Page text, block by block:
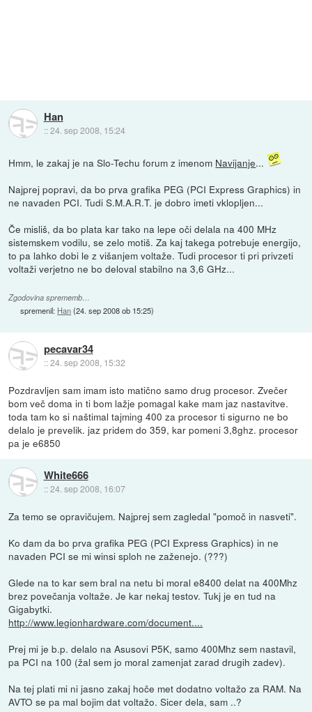
Han
::24. sep 2008, 15:24
Hmm, le zakaj je na Slo-Techu forum z imenom Navijanje...
Najprej popravi, da bo prva grafika PEG (PCI Express Graphics) in
ne navaden PCI. Tudi S.M.A.R.T. je dobro imeti vklopljen...
Če misliš, da bo plata kar tako na lepe oči delala na 400 MHz
sistemskem vodilu, se zelo motiš. Za kaj takega potrebuje energijo,
to pa lahko dobi le z višanjem voltaže. Tudi procesor ti pri privzeti
voltaži verjetno ne bo deloval stabilno na 3,6 GHz...
Zgodovina sprememb…
spremenil: Han(24. sep 2008 ob 15:25)
pecavar34
::24. sep 2008, 15:32
Pozdravljen sam imam isto matično samo drug procesor. Zvečer
bom več doma in ti bom lažje pomagal kake mam jaz nastavitve.
toda tam ko si naštimal tajming 400 za procesor ti sigurno ne bo
delalo je prevelik. jaz pridem do 359, kar pomeni 3,8ghz. procesor
pa je e6850
White666
::24. sep 2008, 16:07
Za temo se opravičujem. Najprej sem zagledal "pomoč in nasveti".
Ko dam da bo prva grafika PEG (PCI Express Graphics) in ne
navaden PCI se mi winsi sploh ne zaženejo. (???)
Glede na to kar sem bral na netu bi moral e8400 delat na 400Mhz
brez povečanja voltaže. Je kar nekaj testov. Tukj je en tud na
Gigabytki.
http://www.legionhardware.com/document....
Prej mi je b.p. delalo na Asusovi P5K, samo 400Mhz sem nastavil,
pa PCI na 100 (žal sem jo moral zamenjat zarad drugih zadev).
Na tej plati mi ni jasno zakaj hoče met dodatno voltažo za RAM. Na
AVTO se pa mal bojim dat voltažo. Sicer dela, sam ..?